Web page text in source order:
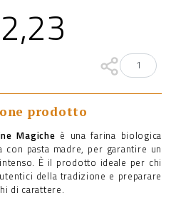
2,23
prodotto
Magiche è una farina biologica
con pasta madre, per garantire un
È il prodotto ideale per chi
della tradizione e preparare
di carattere.